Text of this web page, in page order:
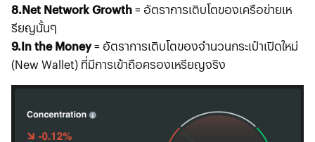
8.Net Network Growth= อัตราการเติบโตของเครือข่ายเห
รียญนั้นๆ
9.In the Money= อัตราการเติบโตของจำนวนกระเป๋าเปิดใหม่
(New Wallet) ที่มีการเข้าถือครองเหรียญจริง